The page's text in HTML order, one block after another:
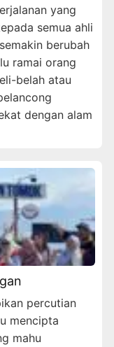
yang
semua ahli
berubah
ramai orang
belah atau
dengan alam
percutian
mencipta
mahu